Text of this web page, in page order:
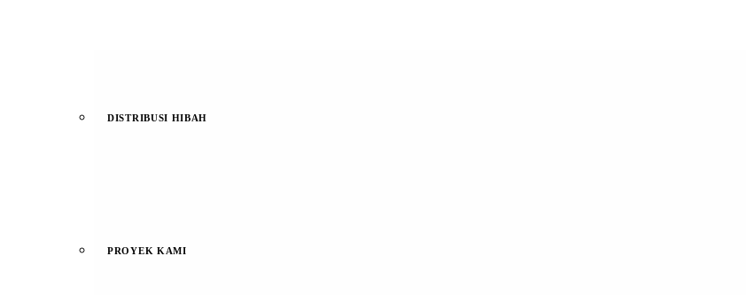
DISTRIBUSI HIBAH
PROYEK KAMI